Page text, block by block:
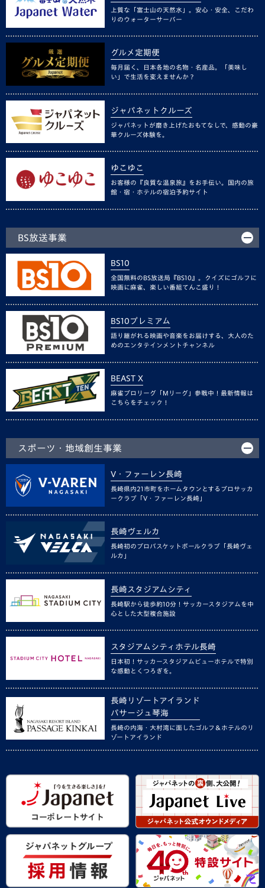
上質な「富士山の天然水」。安心・安全、こだわ
りのウォーターサーバー
グルメ定期便
毎月届く、日本各地の名物・名産品。「美味し
い」で生活を変えませんか？
ジャパネットクルーズ
ジャパネットが磨き上げたおもてなしで、感動の豪
華クルーズ体験を。
ゆこゆこ
お客様の『良質な温泉旅』をお手伝い。国内の旅
館・宿・ホテルの宿泊予約サイト
BS放送事業
BS10
全国無料のBS放送局『BS10』。クイズにゴルフに
映画に麻雀、楽しい番組てんこ盛り！
BS10プレミアム
語り継がれる映画や音楽をお届けする、大人のた
めのエンタテインメントチャンネル
BEAST X
麻雀プロリーグ「Mリーグ」参戦中！最新情報は
こちらをチェック！
スポーツ・地域創生事業
V・ファーレン長崎
長崎県内21市町をホームタウンとするプロサッカ
ークラブ「V・ファーレン長崎」
長崎ヴェルカ
長崎初のプロバスケットボールクラブ「長崎ヴェ
ルカ」
長崎スタジアムシティ
長崎駅から徒歩約10分！サッカースタジアムを中
心とした大型複合施設
スタジアムシティホテル長崎
日本初！サッカースタジアムビューホテルで特別
な感動とくつろぎを。
長崎リゾートアイランド
パサージュ琴海
長崎の内海・大村湾に面したゴルフ＆ホテルのリ
ゾートアイランド